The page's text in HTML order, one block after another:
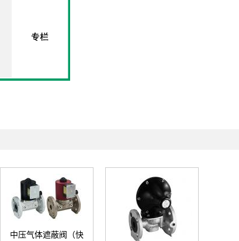
中压气体遮蔽阀（快